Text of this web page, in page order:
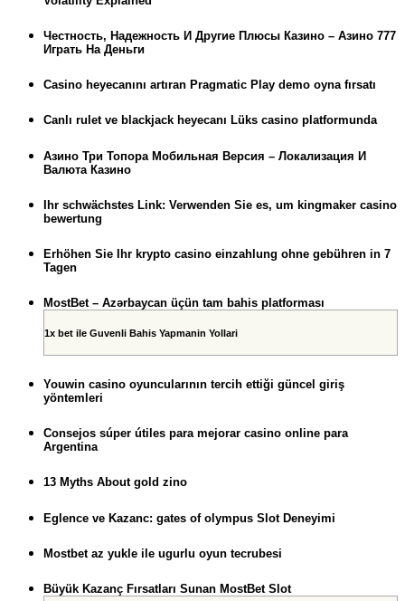
Честность, Надежность И Другие Плюсы Казино – Азино 777
Играть На Деньги
Casino heyecanını artıran Pragmatic Play demo oyna fırsatı
Canlı rulet ve blackjack heyecanı Lüks casino platformunda
Азино Три Топора Мобильная Версия – Локализация И
Валюта Казино
Ihr schwächstes Link: Verwenden Sie es, um kingmaker casino
bewertung
Erhöhen Sie Ihr krypto casino einzahlung ohne gebühren in 7
Tagen
MostBet – Azərbaycan üçün tam bahis platforması
1x bet ile Guvenli Bahis Yapmanin Yollari
Youwin casino oyuncularının tercih ettiği güncel giriş
yöntemleri
Consejos súper útiles para mejorar casino online para
Argentina
13 Myths About gold zino
Eglence ve Kazanc: gates of olympus Slot Deneyimi
Mostbet az yukle ile ugurlu oyun tecrubesi
Büyük Kazanç Fırsatları Sunan MostBet Slot